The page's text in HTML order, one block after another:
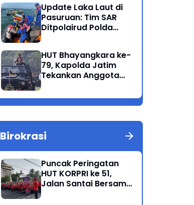
Program Presiden
Update Laka Laut di
Pasuruan: Tim SAR
Ditpolairud Polda
Korban Meninggal di
Perairan Lekok
HUT Bhayangkara ke-
79, Kapolda Jatim
Tekankan Anggota
Profesional Polri
Birokrasi
Puncak Peringatan
HUT KORPRI ke 51,
Jalan Santai Bersama